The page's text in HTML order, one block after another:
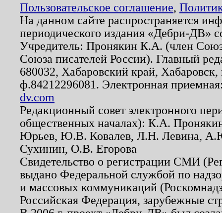
Пользовательское соглашение,
На данном сайте распространяется
периодического издания «Дебри-ДВ»
Учредитель: Пронякин К.А. (член
Союза писателей России). Главный
680032, Хабаровский край,
ф.84212296081. Электронная
dv.com
Редакционный совет электронного
общественных началах): К.А.
Юрьев, Ю.В. Ковалев, Л.Н. Левина,
Сухинин, О.В. Егорова
Свидетельство о регистрации СМИ
выдано Федеральной службой по
и массовых коммуникаций
Российская Федерация, зарубежные